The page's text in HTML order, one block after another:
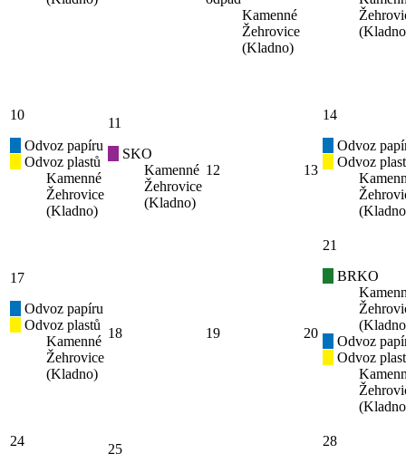
Kamenné
Žehrovice
(Kladno)
10
Odvoz papíru
Odvoz plastů
Kamenné
Žehrovice
(Kladno)
11
SKO
Kamenné
Žehrovice
(Kladno)
12 13
14
Odvoz
Odvoz
17
Odvoz papíru
Odvoz plastů
Kamenné
Žehrovice
(Kladno)
18 19 20
21
BRKO
Odvoz
Odvoz
24
25
28